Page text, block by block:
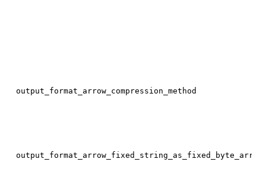
output_format_arrow_compression_method
output_format_arrow_fixed_string_as_fixed_byte_array